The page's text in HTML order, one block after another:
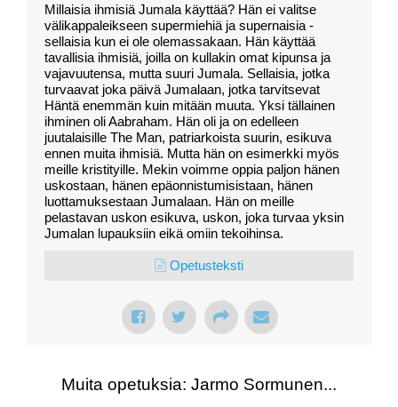
Millaisia ihmisiä Jumala käyttää? Hän ei valitse
välikappaleikseen supermiehiä ja supernaisia -
sellaisia kun ei ole olemassakaan. Hän käyttää
tavallisia ihmisiä, joilla on kullakin omat kipunsa ja
vajavuutensa, mutta suuri Jumala. Sellaisia, jotka
turvaavat joka päivä Jumalaan, jotka tarvitsevat
Häntä enemmän kuin mitään muuta. Yksi tällainen
ihminen oli Aabraham. Hän oli ja on edelleen
juutalaisille The Man, patriarkoista suurin, esikuva
ennen muita ihmisiä. Mutta hän on esimerkki myös
meille kristityille. Mekin voimme oppia paljon hänen
uskostaan, hänen epäonnistumisistaan, hänen
luottamuksestaan Jumalaan. Hän on meille
pelastavan uskon esikuva, uskon, joka turvaa yksin
Jumalan lupauksiin eikä omiin tekoihinsa.
Opetusteksti
Muita opetuksia: Jarmo Sormunen...